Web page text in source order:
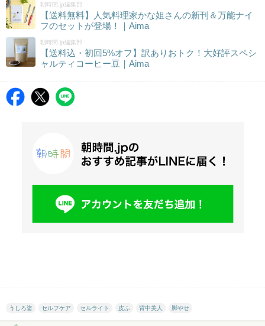
朝時間.jp編集部
【送料無料】人気料理家かな姐さんの新刊＆万能ナイ
フのセットが登場！｜Aima
朝時間.jp編集部
【送料込・初回5%オフ】訳ありおトク！大好評スペシ
ャルティコーヒー豆｜Aima
うしろ姿 セルフケア セルライト 皮ふ 背中美人 脚やせ